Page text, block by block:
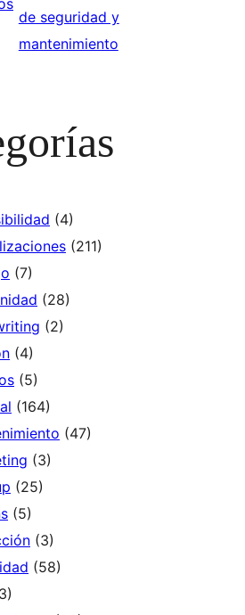
de seguridad y
mantenimiento
(4)
(211)
(7)
(28)
(2)
(4)
(5)
(164)
(47)
(3)
(25)
(5)
(3)
(58)